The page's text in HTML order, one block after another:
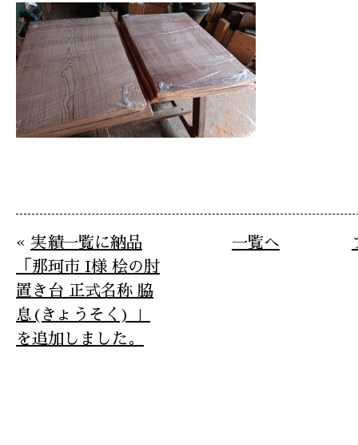
« 実績一覧に納品
「那珂市 I様 桧の肘
置き台 正式名称 脇
息(きょうそく) 」
を追加しました。
一覧へ